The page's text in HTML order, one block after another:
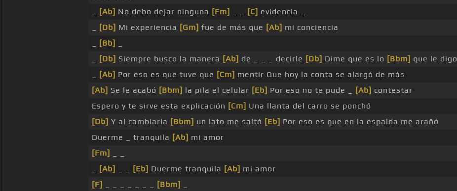
[Ab] No debo dejar ninguna [Fm] [C] evidencia _
[Db] Mi experiencia [Gm] fue de más que [Ab] mi conciencia
[Bb]
[Db] Siempre busco la manera [Ab] de _ _ _ decirle [Db] Dime que es lo [Bbm] que le digo
[Ab] Por eso es que tuve que [Cm] mentir Que hoy la conta se alargó de más
[Ab] Se le acabó [Bbm] la pila el celular [Eb] Por eso no te pude _ [Ab] contestar
Espero y te sirve esta explicación [Cm] Una llanta del carro se ponchó
[Db] Y al cambiarla [Bbm] un lato me saltó [Eb] Por eso es que en la espalda me arañó
Duerme _ tranquila [Ab] mi amor
[Fm]
[Ab] [Eb] Duerme tranquila [Ab] mi amor
[F]
[Bbm]